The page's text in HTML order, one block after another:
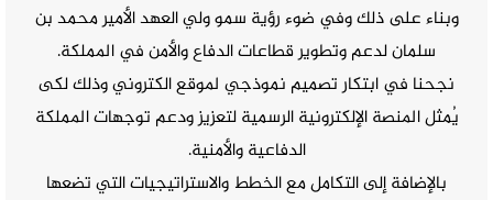
وبناء على ذلك وفي ضوء رؤية سمو ولي العهد الأمير محمد بن
سلمان لدعم وتطوير قطاعات الدفاع والأمن في المملكة.
نجحنا في ابتكار تصميم نموذجي لموقع الكتروني وذلك لكى
يُمثل المنصة الإلكترونية الرسمية لتعزيز ودعم توجهات المملكة
الدفاعية والأمنية.
بالإضافة إلى التكامل مع الخطط والاستراتيجيات التي تضعها